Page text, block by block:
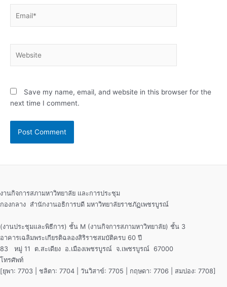
Save my name, email, and website in this browser for the
next time I comment.
งานกิจการสภามหาวิทยาลัย และการประชุม
กองกลาง สำนักงานอธิการบดี มหาวิทยาลัยราชภัฏเพชรบูรณ์
(งานประชุมและพิธีการ) ชั้น M (งานกิจการสภามหาวิทยาลัย) ชั้น 3
อาคารเฉลิมพระเกียรติฉลองสิริราชสมบัติครบ 60 ปี
83 หมู่ 11 ต.สะเดียง อ.เมืองเพชรบูรณ์ จ.เพชรบูรณ์ 67000
โทรศัพท์
[ยุพา: 7703 | ชลิตา: 7704 | วันวิสาข์: 7705 | กฤษดา: 7706 | สมปอง: 7708]